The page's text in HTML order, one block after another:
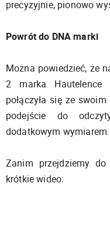
precyzyjnie, pionowo
Powrót do DNA marki
Można powiedzieć, że
2 marka Hautelence
połączyła się ze
podejście do
dodatkowym wymiarem.
Zanim przejdziemy
krótkie wideo: